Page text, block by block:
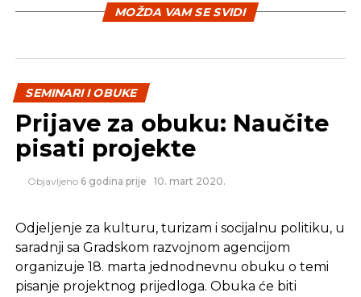
Ukoliko ste zainteresovani za sponzorisanje ovog
puteminfo@agile.ba.
BA Day 2016 Gold sponzori su ComTrade i
SoftHouse, Silver sponzori Mistral Technologies i
Symphony, Bronze sponzori Agile Alliance, Infobip i
Scrum Alliance, te medijski partneri Akta i
REKLAMA
MOŽDA VAM SE SVIDI
SEMINARI I OBUKE
Prijave za obuku: Naučite
pisati projekte
Objavljeno 6 godina prije 10. mart 2020.
Odjeljenje za kulturu, turizam i socijalnu politiku, u
saradnji sa Gradskom razvojnom agencijom
organizuje 18. marta jednodnevnu obuku o temi
pisanje projektnog prijedloga. Obuka će biti